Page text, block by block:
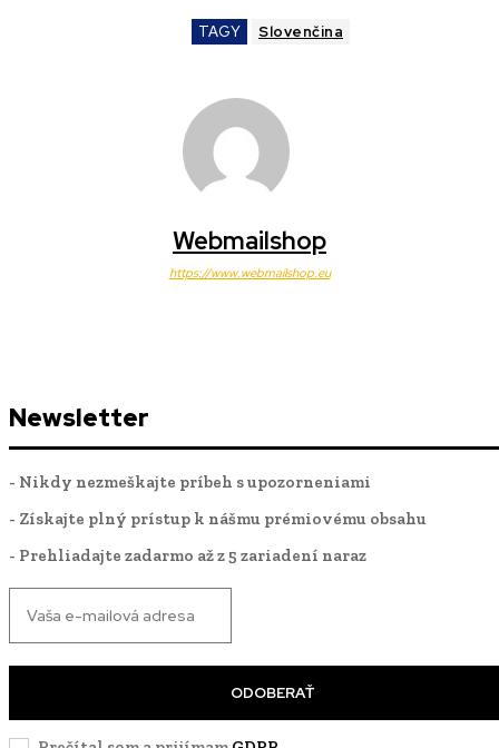
TAGY Slovenčina
Webmailshop
https://www.webmailshop.eu
Newsletter
- Nikdy nezmeškajte príbeh s upozorneniami
- Získajte plný prístup k nášmu prémiovému obsahu
- Prehliadajte zadarmo až z 5 zariadení naraz
ODOBERAŤ